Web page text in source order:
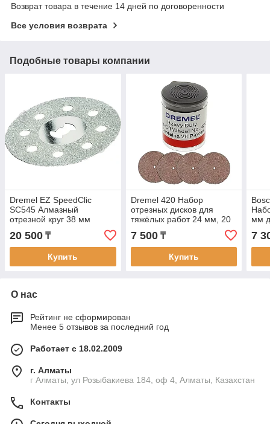
Возврат товара в течение 14 дней по договоренности
Все условия возврата
Подобные товары компании
Dremel EZ SpeedClic
SC545 Алмазный
отрезной круг 38 мм
20 500 ₸
Купить
Dremel 420 Набор
отрезных дисков для
тяжёлых работ 24 мм, 20
7 500₸
Купить
мм
7
О нас
Рейтинг не сформирован
Менее 5 отзывов за последний год
Работает с 18.02.2009
г. Алматы
г Алматы, ул Розыбакиева 184, оф 4, Алматы, Казахстан
Контакты